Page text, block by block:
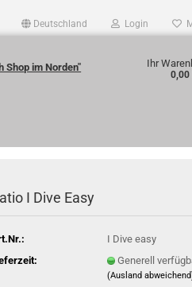
Deutschland Login
Shop im Norden" Ihr
0,00
I Dive Easy
I Dive easy
Generell
(Ausland